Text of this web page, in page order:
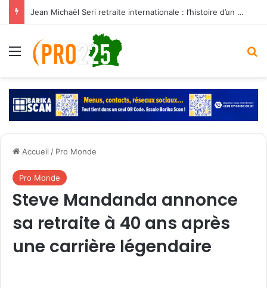
Jean Michaël Seri retraite internationale : l’histoire d’un maestro qui a marqué les Éléphants
Menu
Accueil / Pro Monde
Pro Monde
Steve Mandanda annonce
sa retraite à 40 ans après
une carrière légendaire